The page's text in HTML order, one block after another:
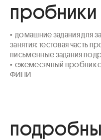
пробники
•  домашние задания для
занятия: тестовая часть
письменные задания
•  ежемесячный пробник
ФИПИ